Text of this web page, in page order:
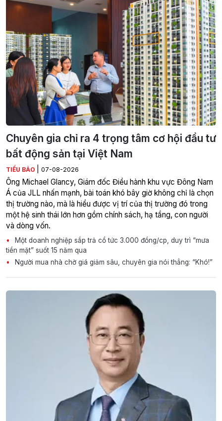
Chuyên gia chỉ ra 4 trọng tâm cơ hội đầu tư
bất động sản tại Việt Nam
TIỂU BẢO 07-08-2026
Ông Michael Glancy, Giám đốc Điều hành khu vực Đông Nam
Á của JLL nhấn mạnh, bài toán khó bây giờ không chỉ là chọn
thị trường nào, mà là hiểu được vị trí của thị trường đó trong
một hệ sinh thái lớn hơn gồm chính sách, hạ tầng, con người
và dòng vốn.
Một doanh nghiệp sắp trả cổ tức 3.000 đồng/cp, duy trì “mưa
tiền mặt” suốt 15 năm qua
Người mua nhà chờ giá giảm sâu, chuyên gia nói thẳng: “Khó!”